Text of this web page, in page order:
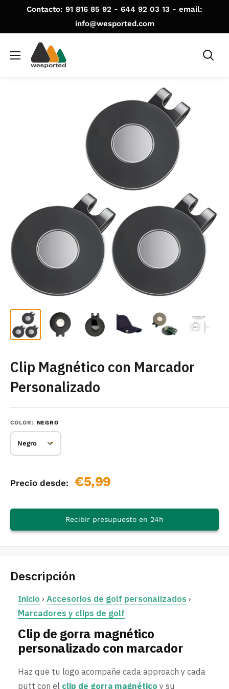
contenido
Contacto: 91 816 85 92 - 644 92 03 13 - email:
info@wesported.com
WE
SPORTED
Clip Magnético con Marcador
Personalizado
COLOR: NEGRO
Precio desde:
Precio
venta
€5,99
Recibir presupuesto en 24h
Descripción
Inicio › Accesorios de golf personalizados ›
Marcadores y clips de golf
Clip de gorra magnético
personalizado con marcador
Haz que tu logo acompañe cada approach y cada
putt con el clip de gorra magnético y su